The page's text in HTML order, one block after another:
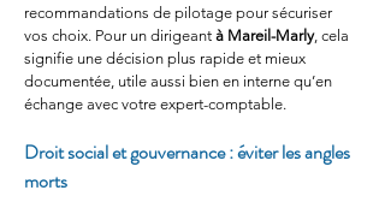
recommandations de pilotage pour sécuriser
vos choix. Pour un dirigeant à Mareil-Marly, cela
signifie une décision plus rapide et mieux
documentée, utile aussi bien en interne qu’en
échange avec votre expert-comptable.
Droit social et gouvernance : éviter les angles
morts